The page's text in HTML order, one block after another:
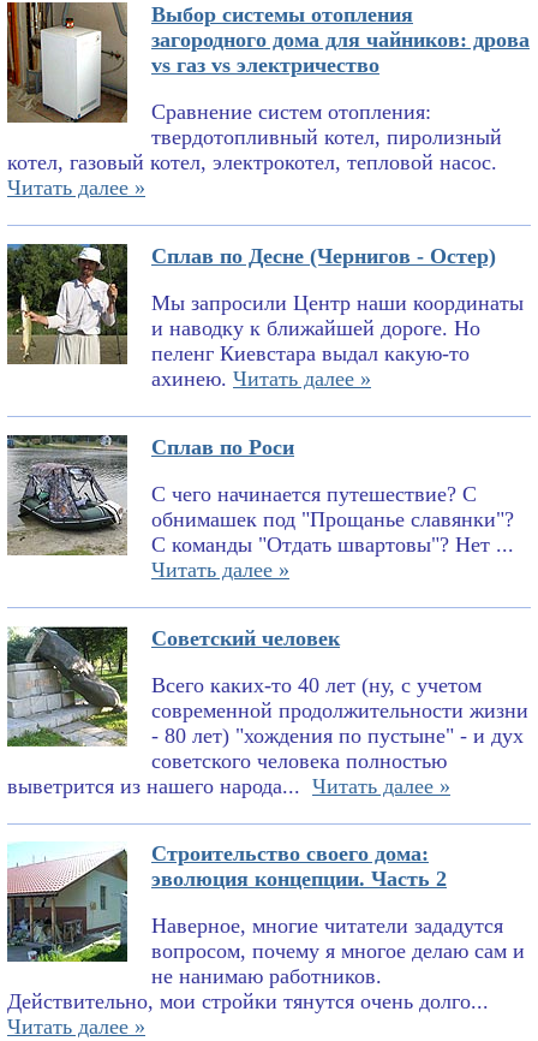
Выбор системы отопления
загородного дома для чайников: дрова
vs газ vs электричество
Сравнение систем отопления:
твердотопливный котел, пиролизный
котел, газовый котел, электрокотел, тепловой насос.
Читать далее »
Сплав по Десне (Чернигов - Остер)
Мы запросили Центр наши координаты
и наводку к ближайшей дороге. Но
пеленг Киевстара выдал какую-то
ахинею. Читать далее »
Сплав по Роси
С чего начинается путешествие? С
обнимашек под "Прощанье славянки"?
С команды "Отдать швартовы"? Нет ...
Читать далее »
Советский человек
Всего каких-то 40 лет (ну, с учетом
современной продолжительности жизни
- 80 лет) "хождения по пустыне" - и дух
советского человека полностью
выветрится из нашего народа... Читать далее »
Строительство своего дома:
эволюция концепции. Часть 2
Наверное, многие читатели зададутся
вопросом, почему я многое делаю сам и
не нанимаю работников.
Действительно, мои стройки тянутся очень долго...
Читать далее »